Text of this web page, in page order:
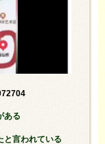
ある
と言われている